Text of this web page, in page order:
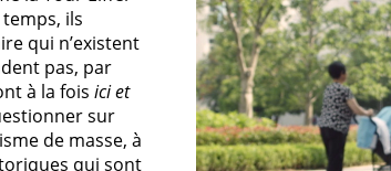
ils
qui n’existent
pas, par
à la fois ici et
sur
de masse, à
qui sont